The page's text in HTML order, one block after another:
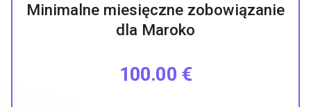
Minimalne miesięczne zobowiązanie
dla Maroko
100.00 €